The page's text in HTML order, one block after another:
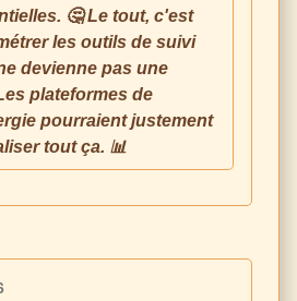
🤔 Le tout, c'est
les outils de suivi
devienne pas une
plateformes de
pourraient justement
tout ça. 📊